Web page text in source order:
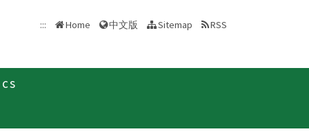
::: Home 中文版 Sitemap RSS